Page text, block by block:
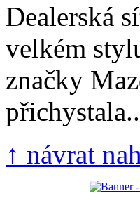
Dealerská
velkém
značky
↑ návrat